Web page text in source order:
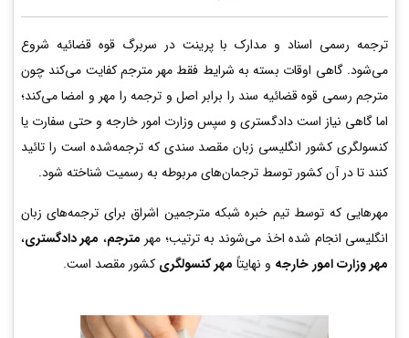
ترجمه رسمی اسناد و مدارک با پرینت در سربرگ قوه قضائیه شروع
می‌شود. گاهی اوقات بسته به شرایط فقط مهر مترجم کفایت می‌کند چون
مترجم رسمی قوه قضائیه سند را برابر اصل و ترجمه را مهر و امضا می‌کند؛
اما گاهی نیاز است دادگستری و سپس وزارت امور خارجه و حتی سفارت یا
کنسولگری کشور انگلیسی زبان مقصد سندی که ترجمه‌شده است را تائید
کنند تا در آن کشور توسط ترجمان‌های مربوطه به رسمیت شناخته شود.
مهرهایی که توسط تیم خبره شبکه مترجمین اشراق برای ترجمه‌های زبان
انگلیسی انجام شده اخذ می‌شوند به ترتیب؛ مهر مترجم، مهر دادگستری،
مهر وزارت امور خارجه و نهایتاً مهر کنسولگری کشور مقصد است.